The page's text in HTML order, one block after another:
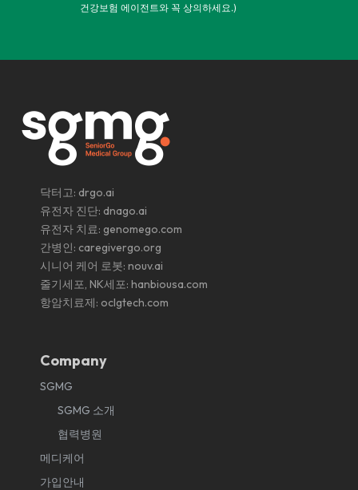
건강보험 에이전트와 꼭 상의하세요.)
닥터고: drgo.ai
유전자 진단: dnago.ai
유전자 치료: genomego.com
간병인: caregivergo.org
시니어 케어 로봇: nouv.ai
줄기세포, NK세포: hanbiousa.com
항암치료제: oclgtech.com
Company
SGMG
SGMG 소개
협력병원
메디케어
가입안내